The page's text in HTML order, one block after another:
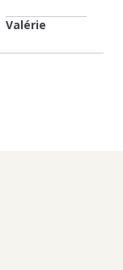
Valérie